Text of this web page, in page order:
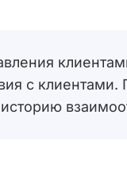
с клиентами.
историю